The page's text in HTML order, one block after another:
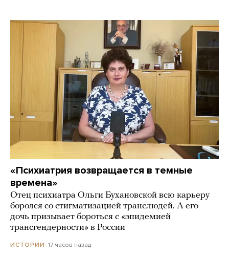
«Психиатрия возвращается в темные
времена»
Отец психиатра Ольги Бухановской всю карьеру
боролся со стигматизацией транслюдей. А его
дочь призывает бороться с «эпидемией
трансгендерности» в России
ИСТОРИИ 17 часов назад